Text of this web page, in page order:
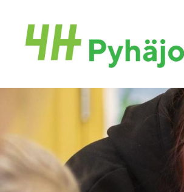
sivun
sisältöön
Pyhäjoen 4H-yhdistys